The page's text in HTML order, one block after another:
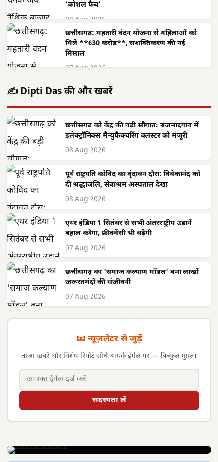
‘कोशल फैब’
08 Aug 2026
छत्तीसगढ़: महतारी वंदन योजना से महिलाओं को
मिले **630 करोड़**, सशक्तिकरण की नई
मिसाल
07 Aug 2026
✍️ Dipti Das की और खबरें
छत्तीसगढ़ को केंद्र की बड़ी सौगात: राजनांदगांव में
इलेक्ट्रॉनिक्स मैन्युफैक्चरिंग क्लस्टर को मंजूरी
08 Aug 2026
पूर्व राष्ट्रपति कोविंद का वृंदावन दौरा: विवेकानंद को
दी श्रद्धांजलि, सेवाश्रम अस्पताल देखा
08 Aug 2026
एयर इंडिया 1 सितंबर से सभी अंतरराष्ट्रीय उड़ानें
बहाल करेगा, फ्रीक्वेंसी भी बढ़ेगी
07 Aug 2026
छत्तीसगढ़ का 'समाज कल्याण मॉडल' बना लाखों
जरूरतमंदों की संजीवनी
07 Aug 2026
📧 न्यूज़लेटर से जुड़ें
ताज़ा खबरें और विशेष रिपोर्ट सीधे आपके ईमेल पर — बिल्कुल मुफ़्त।
सदस्यता लें